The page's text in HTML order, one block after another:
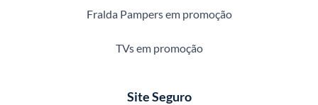
Fralda Pampers em promoção
TVs em promoção
Site Seguro